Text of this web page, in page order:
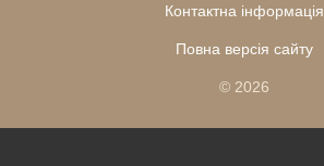
Контактна інформація
Повна версія сайту
© 2026